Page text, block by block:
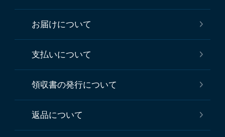
お届けについて
支払いについて
領収書の発行について
返品について